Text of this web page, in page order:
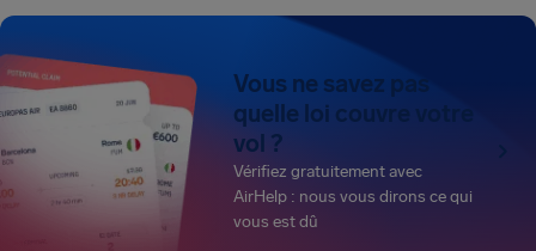
Vous ne savez pas
quelle loi couvre votre
vol ?
Vérifiez gratuitement avec
AirHelp : nous vous dirons ce qui
vous est dû